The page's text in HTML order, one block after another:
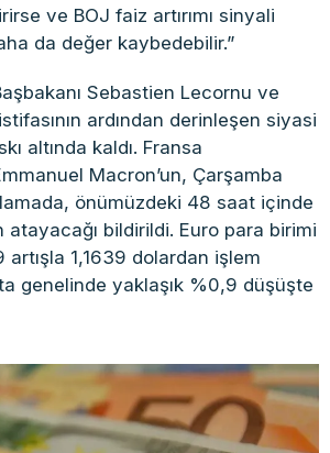
ve BOJ faiz artırımı sinyali
da değer kaybedebilir.”
Sebastien Lecornu ve
ardından derinleşen siyasi
altında kaldı. Fransa
Macron’un, Çarşamba
önümüzdeki 48 saat içinde
bildirildi. Euro para birimi
1,1639 dolardan işlem
genelinde yaklaşık %0,9 düşüşte